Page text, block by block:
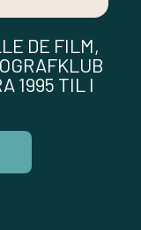
DE FILM,
1995 TIL I